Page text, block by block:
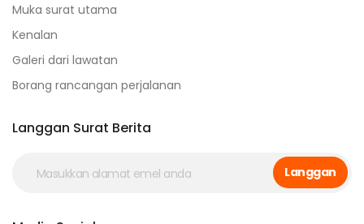
Muka surat utama
Kenalan
Galeri dari lawatan
Borang rancangan perjalanan
Langgan Surat Berita
Langgan